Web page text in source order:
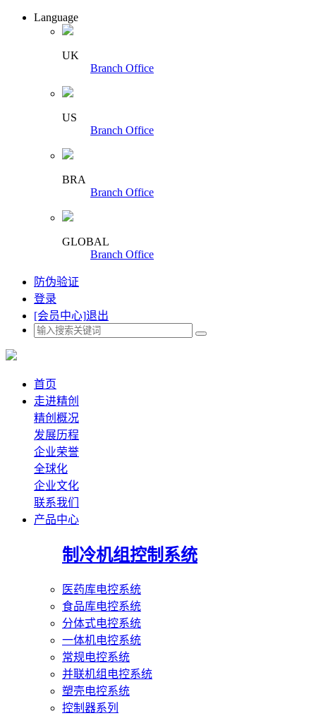
Language
UK
Branch Office
US
Branch Office
BRA
Branch Office
GLOBAL
Branch Office
防伪验证
登录
[会员中心]退出
首页
走进精创
精创概况
发展历程
企业荣誉
全球化
企业文化
联系我们
产品中心
制冷机组控制系统
医药库电控系统
食品库电控系统
分体式电控系统
一体机电控系统
常规电控系统
并联机组电控系统
塑壳电控系统
控制器系列